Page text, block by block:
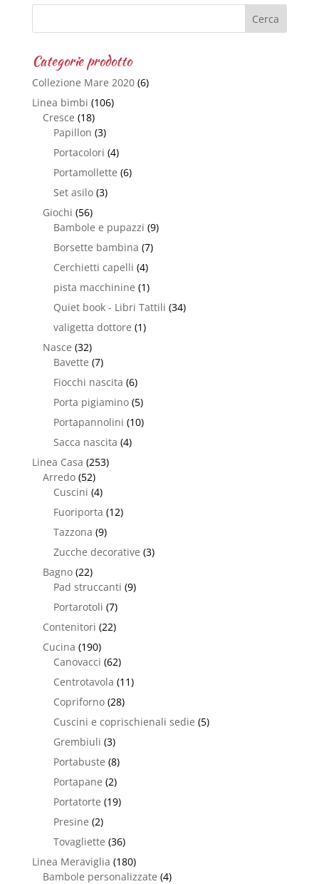
Categorie prodotto
Collezione Mare 2020 (6)
Linea bimbi (106)
Cresce (18)
Papillon (3)
Portacolori (4)
Portamollette (6)
Set asilo (3)
Giochi (56)
Bambole e pupazzi (9)
Borsette bambina (7)
Cerchietti capelli (4)
pista macchinine (1)
Quiet book - Libri Tattili (34)
valigetta dottore (1)
Nasce (32)
Bavette (7)
Fiocchi nascita (6)
Porta pigiamino (5)
Portapannolini (10)
Sacca nascita (4)
Linea Casa (253)
Arredo (52)
Cuscini (4)
Fuoriporta (12)
Tazzona (9)
Zucche decorative (3)
Bagno (22)
Pad struccanti (9)
Portarotoli (7)
Contenitori (22)
Cucina (190)
Canovacci (62)
Centrotavola (11)
Copriforno (28)
Cuscini e coprischienali sedie (5)
Grembiuli (3)
Portabuste (8)
Portapane (2)
Portatorte (19)
Presine (2)
Tovagliette (36)
Linea Meraviglia (180)
Bambole personalizzate (4)